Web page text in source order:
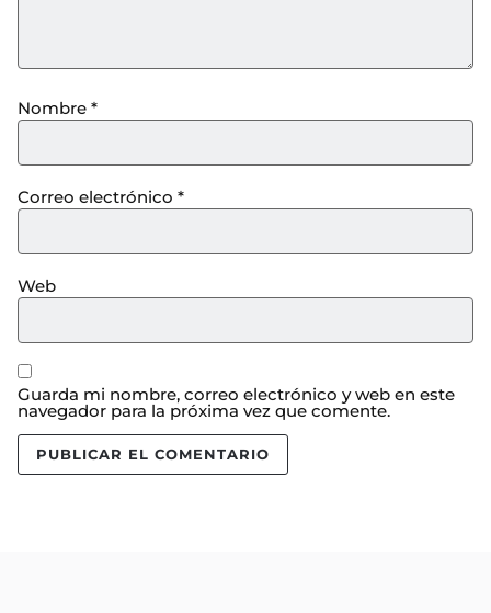
Nombre *
Correo electrónico *
Web
Guarda mi nombre, correo electrónico y web en este
navegador para la próxima vez que comente.